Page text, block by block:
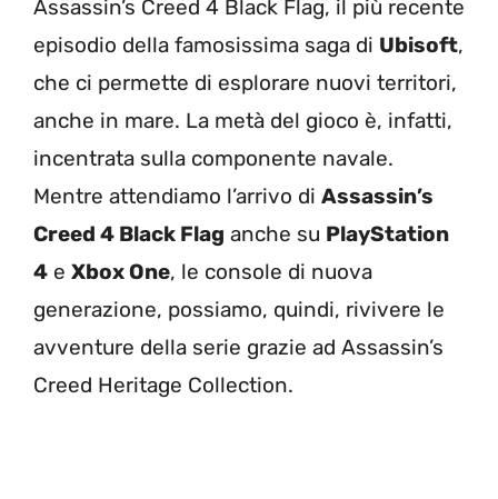
Assassin’s Creed 4 Black Flag, il più recente
episodio della famosissima saga di Ubisoft,
che ci permette di esplorare nuovi territori,
anche in mare. La metà del gioco è, infatti,
incentrata sulla componente navale.
Mentre attendiamo l’arrivo di Assassin’s
Creed 4 Black Flag anche su PlayStation
4 e Xbox One, le console di nuova
generazione, possiamo, quindi, rivivere le
avventure della serie grazie ad Assassin’s
Creed Heritage Collection.